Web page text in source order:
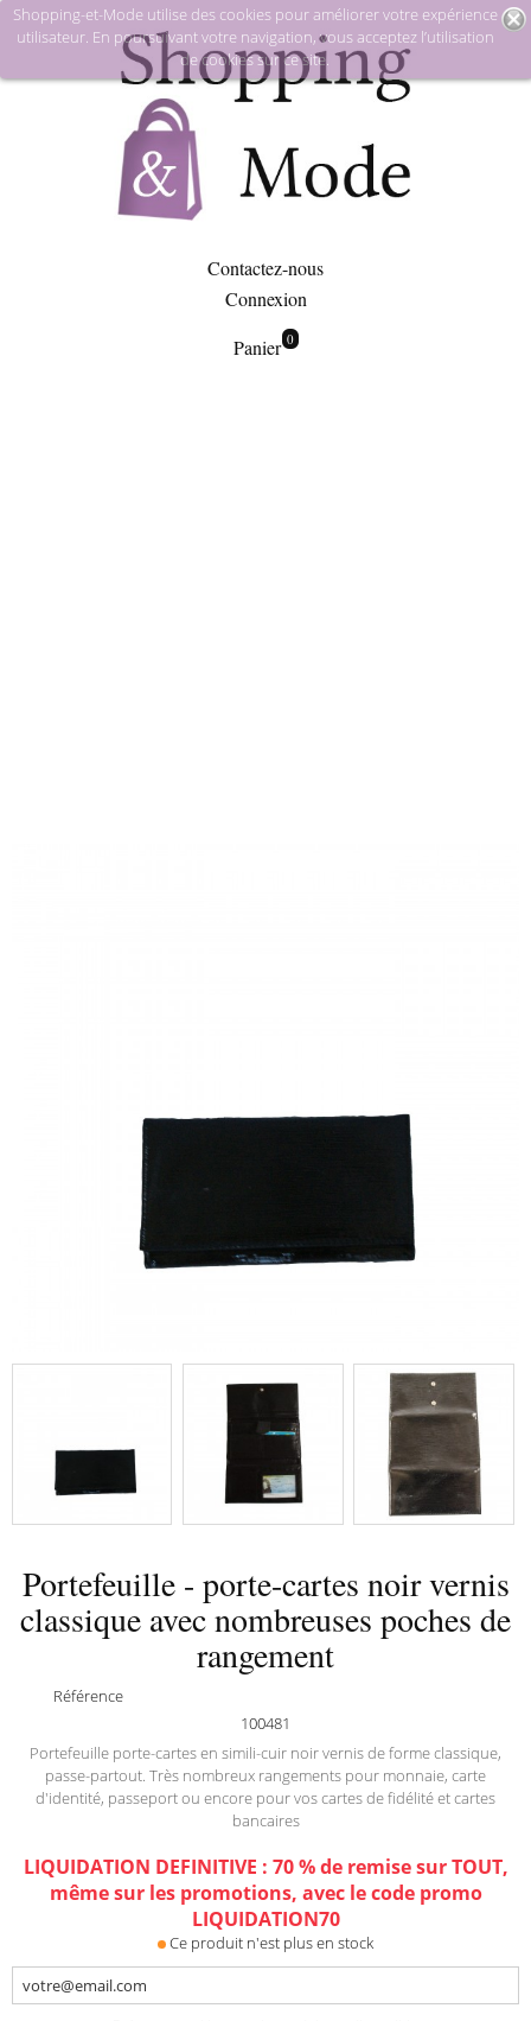
Contactez-nous
Connexion
Panier 0
Shopping-et-Mode utilise des cookies pour améliorer votre expérience
utilisateur. En poursuivant votre navigation, vous acceptez l’utilisation
de cookies sur ce site.
Portefeuille - porte-cartes noir vernis
classique avec nombreuses poches de
rangement
Référence
100481
Portefeuille porte-cartes en simili-cuir noir vernis de forme classique,
passe-partout. Très nombreux rangements pour monnaie, carte
d'identité, passeport ou encore pour vos cartes de fidélité et cartes
bancaires
LIQUIDATION DEFINITIVE : 70 % de remise sur TOUT,
même sur les promotions, avec le code promo
LIQUIDATION70
Ce produit n'est plus en stock